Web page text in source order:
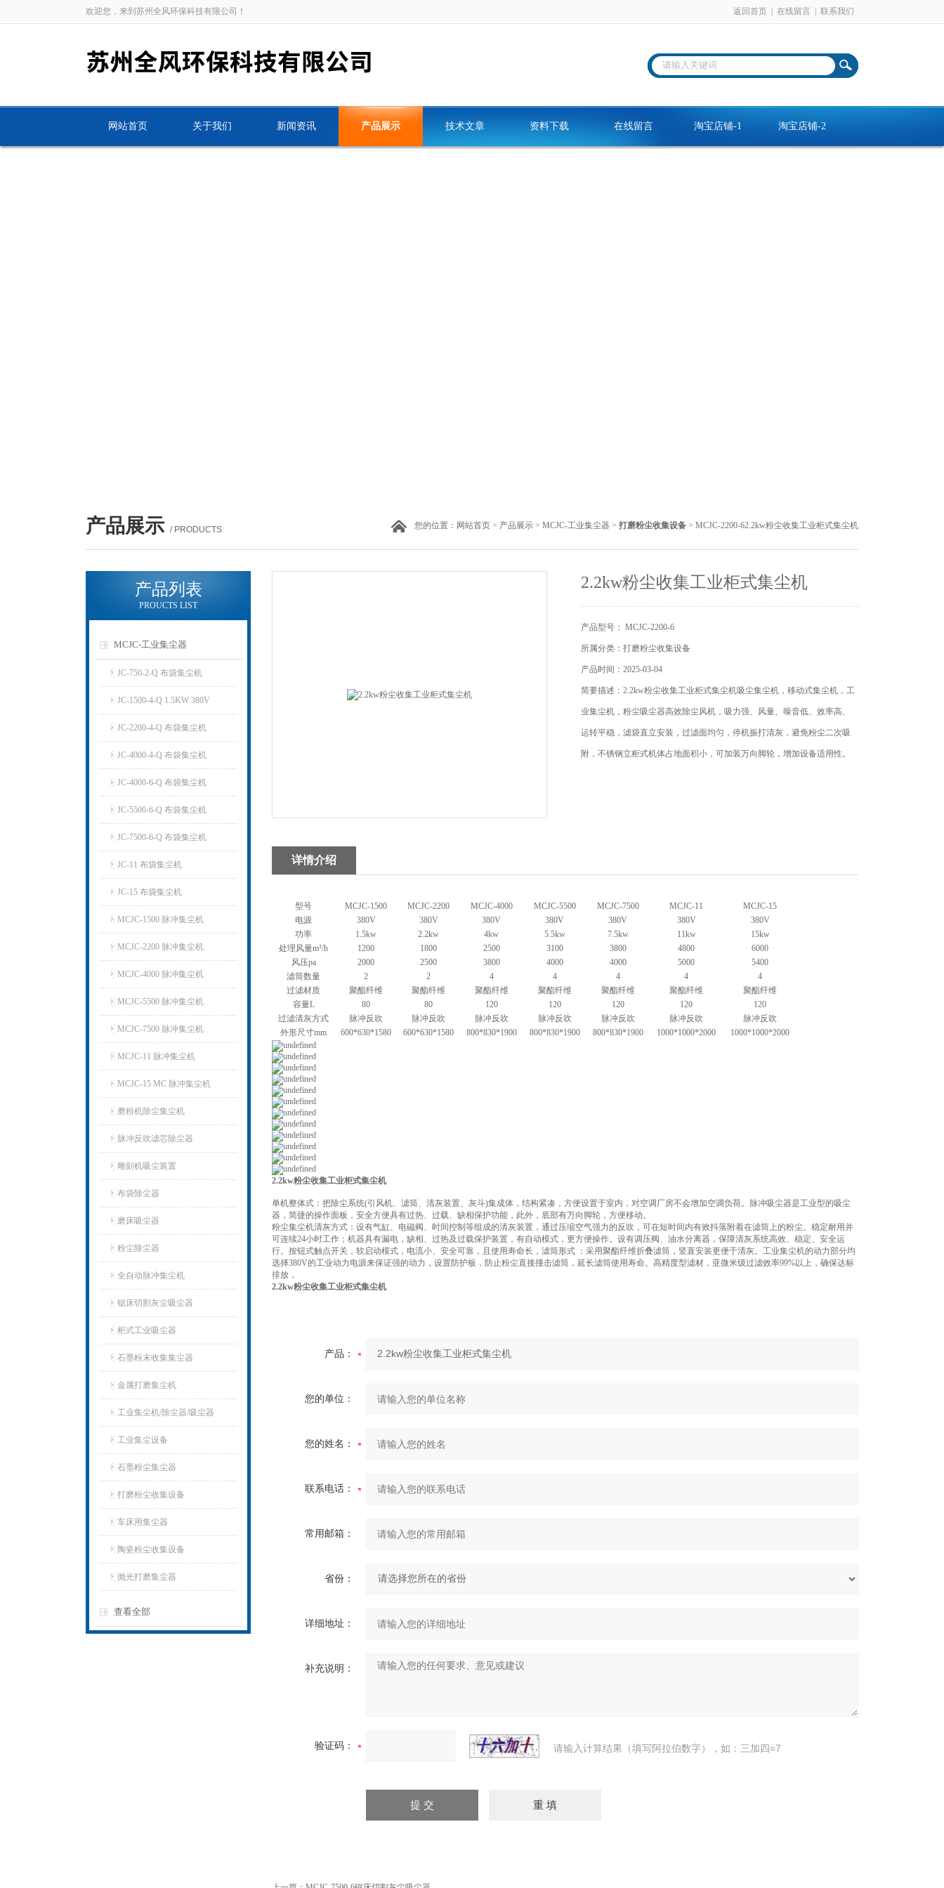
欢迎您，来到苏州全风环保科技有限公司！ 返回首页 在线留言 联系我们
网站首页 关于我们 新闻资讯 产品展示 技术文章 资料下载 在线留言 淘宝店铺-1 淘宝店铺-2
产品展示 / PRODUCTS 您的位置： 网站首页 > 产品展示 > MCJC-工业集尘器 > 打磨粉尘收集设备 > MCJC-2200-62.2kw粉尘收集工业柜式集尘机
产品列表
PROUCTS LIST
MCJC-工业集尘器
JC-750-2-Q 布袋集尘机
JC-1500-4-Q 1.5KW 380V
JC-2200-4-Q 布袋集尘机
JC-4000-4-Q 布袋集尘机
JC-4000-6-Q 布袋集尘机
JC-5500-6-Q 布袋集尘机
JC-7500-6-Q 布袋集尘机
JC-11 布袋集尘机
JC-15 布袋集尘机
MCJC-1500 脉冲集尘机
MCJC-2200 脉冲集尘机
MCJC-4000 脉冲集尘机
MCJC-5500 脉冲集尘机
MCJC-7500 脉冲集尘机
MCJC-11 脉冲集尘机
MCJC-15 MC 脉冲集尘机
磨粉机除尘集尘机
脉冲反吹滤芯除尘器
雕刻机吸尘装置
布袋除尘器
磨床吸尘器
粉尘除尘器
全自动脉冲集尘机
锯床切割灰尘吸尘器
柜式工业吸尘器
石墨粉末收集集尘器
金属打磨集尘机
工业集尘机/除尘器/吸尘器
工业集尘设备
石墨粉尘集尘器
打磨粉尘收集设备
车床用集尘器
陶瓷粉尘收集设备
抛光打磨集尘器
查看全部
2.2kw粉尘收集工业柜式集尘机
产品型号： MCJC-2200-6
所属分类：打磨粉尘收集设备
产品时间：2025-03-04
简要描述：2.2kw粉尘收集工业柜式集尘机吸尘集尘机，移动式集尘机，工
业集尘机，粉尘吸尘器高效除尘风机，吸力强、风量、噪音低、效率高、
运转平稳，滤袋直立安装，过滤面均匀，停机振打清灰，避免粉尘二次吸
附，不锈钢立柜式机体占地面积小，可加装万向脚轮，增加设备适用性。
详情介绍
型号 MCJC-1500 MCJC-2200 MCJC-4000 MCJC-5500 MCJC-7500 MCJC-11
MCJC-15
电源
380V 380V 380V 380V 380V 380V
380V
功率
1.5kw 2.2kw 4kw 5.5kw 7.5kw 11kw
15kw
处理风量m³/h
1200 1800 2500 3100 3800 4800
6000
风压pa
2000 2500 3800 4000 4000 5000
5400
滤筒数量
2 2 4 4 4 4
4
过滤材质
聚酯纤维 聚酯纤维 聚酯纤维 聚酯纤维 聚酯纤维 聚酯纤维
聚酯纤维
容量L
80 80 120 120 120 120
120
过滤清灰方式
脉冲反吹 脉冲反吹 脉冲反吹 脉冲反吹 脉冲反吹 脉冲反吹
脉冲反吹
外形尺寸mm
600*630*1580 600*630*1580 800*830*1900 800*830*1900 800*830*1900 1000*1000*2000 1000*1000*2000
2.2kw粉尘收集工业柜式集尘机
单机整体式：把除尘系统(引风机、滤筒、清灰装置、灰斗)集成体，结构紧凑，方便设置于室内，对空调厂房不会增加空调负荷。脉冲吸尘器是工业型的吸尘
器，简捷的操作面板，安全方便具有过热、过载、缺相保护功能，此外，底部有万向脚轮，方便移动。
粉尘集尘机清灰方式：设有气缸、电磁阀、时间控制等组成的清灰装置，通过压缩空气强力的反吹，可在短时间内有效抖落附着在滤筒上的粉尘。稳定耐用并
可连续24小时工作；机器具有漏电，缺相、过热及过载保护装置，有自动模式，更方便操作。设有调压阀、油水分离器，保障清灰系统高效、稳定、安全运
行。按钮式触点开关，软启动模式，电流小、安全可靠，且使用寿命长，滤筒形式 ：采用聚酯纤维折叠滤筒，竖直安装更便于清灰。工业集尘机的动力部分均
选择380V的工业动力电源来保证强的动力，设置防护板，防止粉尘直接撞击滤筒，延长滤筒使用寿命。高精度型滤材，亚微米级过滤效率99%以上，确保达标
排放，
2.2kw粉尘收集工业柜式集尘机
产品：
您的单位：
您的姓名：
联系电话：
常用邮箱：
省份：
详细地址：
补充说明：
验证码： 请输入计算结果（填写阿拉伯数字），如：三加四=7